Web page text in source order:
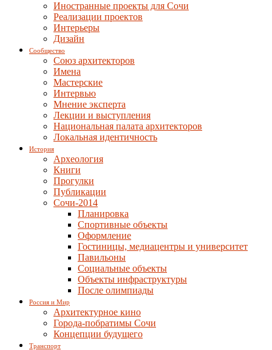
Иностранные проекты для Сочи
Реализации проектов
Интерьеры
Дизайн
Сообщество
Союз архитекторов
Имена
Мастерские
Интервью
Мнение эксперта
Лекции и выступления
Национальная палата архитекторов
Локальная идентичность
История
Археология
Книги
Прогулки
Публикации
Сочи-2014
Планировка
Спортивные объекты
Оформление
Гостиницы, медиацентры и университет
Павильоны
Социальные объекты
Объекты инфраструктуры
После олимпиады
Россия и Мир
Архитектурное кино
Города-побратимы Сочи
Концепции будущего
Транспорт